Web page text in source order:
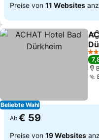
Preise von 11 Websites
Beliebte Wahl
4
Ab € 59
Preise von 19 Websites